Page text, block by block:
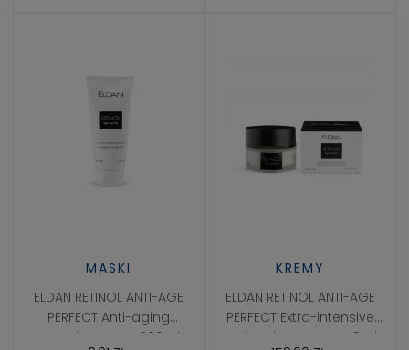
MASKI
ELDAN RETINOL ANTI-AGE
PERFECT Anti-aging
restoring mask 200ml
KREMY
ELDAN RETINOL ANTI-AGE
PERFECT Extra-intensive
anti-aging cream 50ml